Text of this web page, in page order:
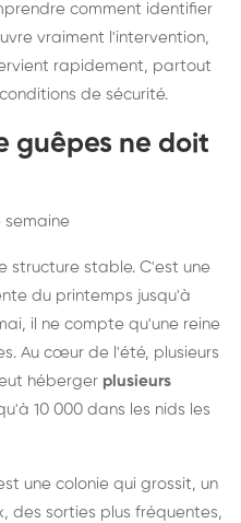
comment identifier
vraiment l'intervention,
rapidement, partout
de sécurité.
guêpes ne doit
semaine
structure stable. C'est une
du printemps jusqu'à
il ne compte qu'une reine
Au cœur de l'été, plusieurs
héberger plusieurs
10 000 dans les nids les
une colonie qui grossit, un
des sorties plus fréquentes,